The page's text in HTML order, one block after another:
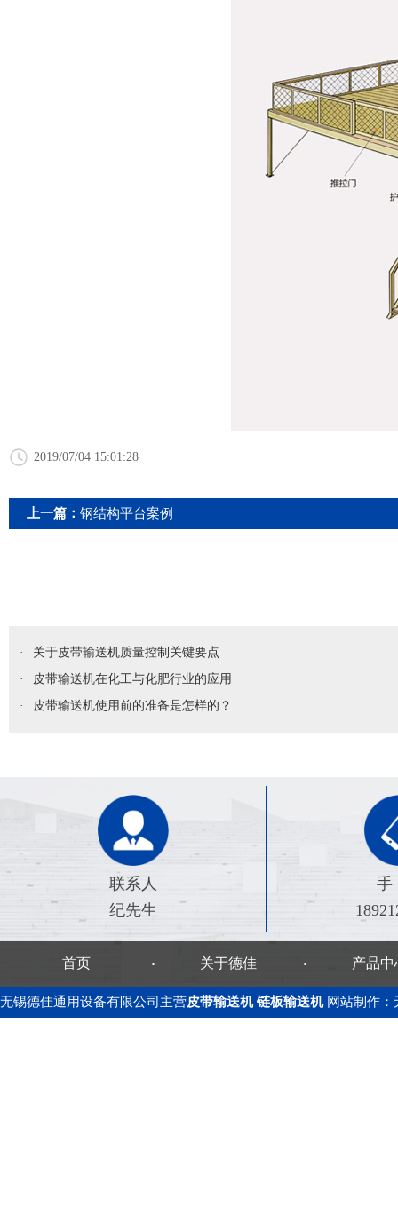
2019/07/04 15:01:28
上一篇： 钢结构平台案例
·
关于皮带输送机质量控制关键要点
·
皮带输送机在化工与化肥行业的应用
·
皮带输送机使用前的准备是怎样的？
联系人
纪先生
首页 关于德佳 产品中
无锡德佳通用设备有限公司主营皮带输送机 链板输送机 网站制作 ：